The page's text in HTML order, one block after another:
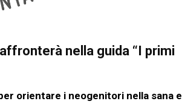
nella guida “I primi
orientare i neogenitori nella sana e